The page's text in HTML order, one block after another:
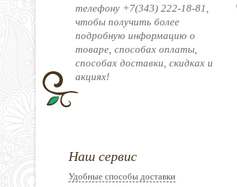
телефону +7(343) 222-18-81,
чтобы получить более
подробную информацию о
товаре, способах оплаты,
способах доставки, скидках и
акциях!
Наш сервис
Удобные способы доставки